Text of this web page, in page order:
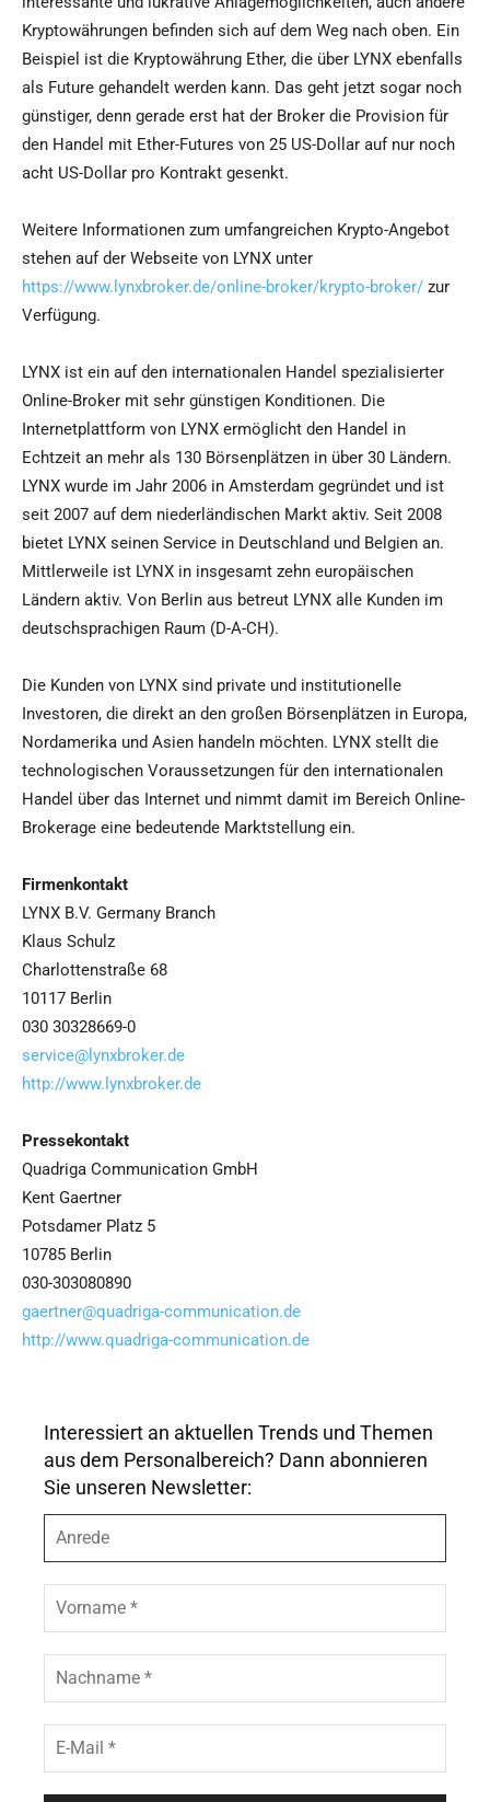
Kryptowährungen befinden sich auf dem Weg nach oben. Ein
Beispiel ist die Kryptowährung Ether, die über LYNX ebenfalls
als Future gehandelt werden kann. Das geht jetzt sogar noch
günstiger, denn gerade erst hat der Broker die Provision für
den Handel mit Ether-Futures von 25 US-Dollar auf nur noch
acht US-Dollar pro Kontrakt gesenkt.
Weitere Informationen zum umfangreichen Krypto-Angebot
stehen auf der Webseite von LYNX unter
https://www.lynxbroker.de/online-broker/krypto-broker/ zur
Verfügung.
LYNX ist ein auf den internationalen Handel spezialisierter
Online-Broker mit sehr günstigen Konditionen. Die
Internetplattform von LYNX ermöglicht den Handel in
Echtzeit an mehr als 130 Börsenplätzen in über 30 Ländern.
LYNX wurde im Jahr 2006 in Amsterdam gegründet und ist
seit 2007 auf dem niederländischen Markt aktiv. Seit 2008
bietet LYNX seinen Service in Deutschland und Belgien an.
Mittlerweile ist LYNX in insgesamt zehn europäischen
Ländern aktiv. Von Berlin aus betreut LYNX alle Kunden im
deutschsprachigen Raum (D-A-CH).
Die Kunden von LYNX sind private und institutionelle
Investoren, die direkt an den großen Börsenplätzen in Europa,
Nordamerika und Asien handeln möchten. LYNX stellt die
technologischen Voraussetzungen für den internationalen
Handel über das Internet und nimmt damit im Bereich Online-
Brokerage eine bedeutende Marktstellung ein.
Firmenkontakt
LYNX B.V. Germany Branch
Klaus Schulz
Charlottenstraße 68
10117 Berlin
030 30328669-0
service@lynxbroker.de
http://www.lynxbroker.de
Pressekontakt
Quadriga Communication GmbH
Kent Gaertner
Potsdamer Platz 5
10785 Berlin
030-303080890
gaertner@quadriga-communication.de
http://www.quadriga-communication.de
Interessiert an aktuellen Trends und Themen
aus dem Personalbereich? Dann abonnieren
Sie unseren Newsletter:
r
e
e
r
n
m
c
h
a
M
a